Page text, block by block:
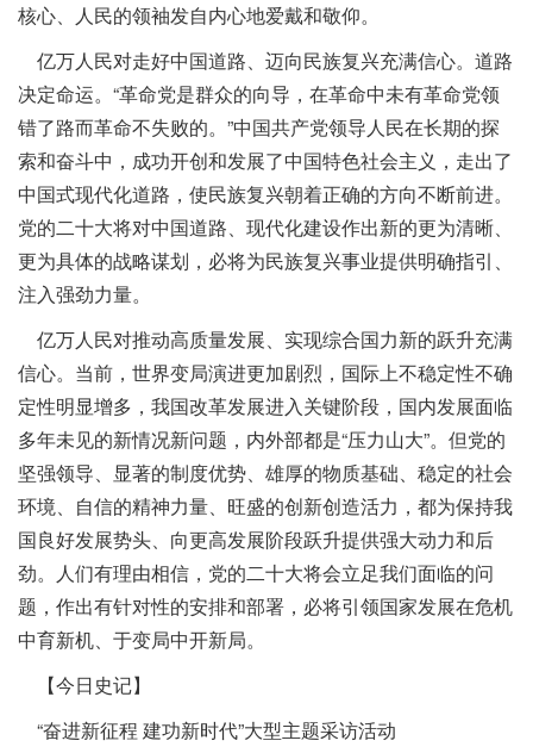
核心、人民的领袖发自内心地爱戴和敬仰。
亿万人民对走好中国道路、迈向民族复兴充满信心。道路
决定命运。“革命党是群众的向导，在革命中未有革命党领
错了路而革命不失败的。”中国共产党领导人民在长期的探
索和奋斗中，成功开创和发展了中国特色社会主义，走出了
中国式现代化道路，使民族复兴朝着正确的方向不断前进。
党的二十大将对中国道路、现代化建设作出新的更为清晰、
更为具体的战略谋划，必将为民族复兴事业提供明确指引、
注入强劲力量。
亿万人民对推动高质量发展、实现综合国力新的跃升充满
信心。当前，世界变局演进更加剧烈，国际上不稳定性不确
定性明显增多，我国改革发展进入关键阶段，国内发展面临
多年未见的新情况新问题，内外部都是“压力山大”。但党的
坚强领导、显著的制度优势、雄厚的物质基础、稳定的社会
环境、自信的精神力量、旺盛的创新创造活力，都为保持我
国良好发展势头、向更高发展阶段跃升提供强大动力和后
劲。人们有理由相信，党的二十大将会立足我们面临的问
题，作出有针对性的安排和部署，必将引领国家发展在危机
中育新机、于变局中开新局。
【今日史记】
“奋进新征程 建功新时代”大型主题采访活动